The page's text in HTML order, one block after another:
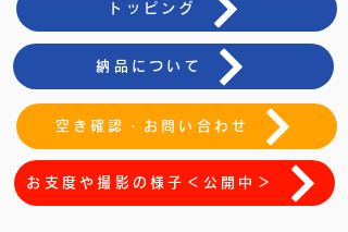
トッピング
納品について
空き確認・お問い合わせ
お支度や撮影の様子＜公開中＞